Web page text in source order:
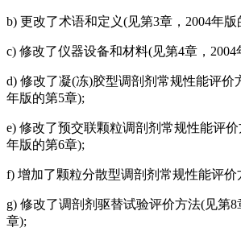
b) 更改了术语和定义(见第3章，2004年版
c) 修改了仪器设备和材料(见第4章，2004
d) 修改了凝(冻)胶型调剖剂常规性能评价
年版的第5章);
e) 修改了预交联颗粒调剖剂常规性能评
年版的第6章);
f) 增加了颗粒分散型调剖剂常规性能评价
g) 修改了调剖剂驱替试验评价方法(见第8
章);